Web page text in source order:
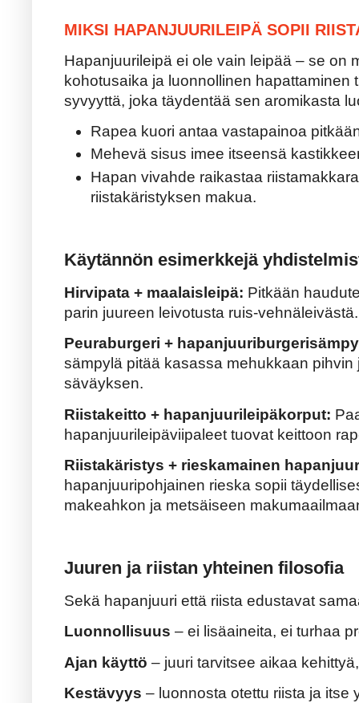
MIKSI HAPANJUURILEIPÄ SOPII
Hapanjuurileipä ei ole vain leipää – se on
kohotusaika ja luonnollinen hapattaminen
syvyyttä, joka täydentää sen aromikasta
Rapea kuori antaa vastapainoa
Mehevä sisus imee itseensä
Hapan vivahde raikastaa
riistakäristyksen makua.
Käytännön esimerkkejä
Hirvipata + maalaisleipä: Pitkään
parin juureen leivotusta ruis-vehnäleivästä.
Peuraburgeri +
sämpylä pitää kasassa mehukkaan
säväyksen.
Riistakeitto + hapanjuurileipäkorput:
hapanjuurileipäviipaleet tuovat keittoon
Riistakäristys + rieskamainen
hapanjuuripohjainen rieska sopii
makeahkon ja metsäiseen
Juuren ja riistan yhteinen filosofia
Sekä hapanjuuri että riista edustavat
Luonnollisuus – ei lisäaineita, ei turhaa
Ajan käyttö – juuri tarvitsee aikaa
Kestävyys – luonnosta otettu riista ja itse